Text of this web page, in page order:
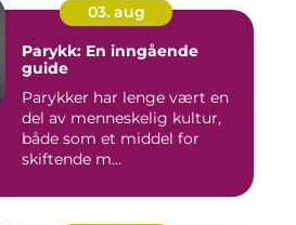
03. aug
Parykk: En inngående
guide
Parykker har lenge vært en
del av menneskelig kultur,
både som et middel for
skiftende m...